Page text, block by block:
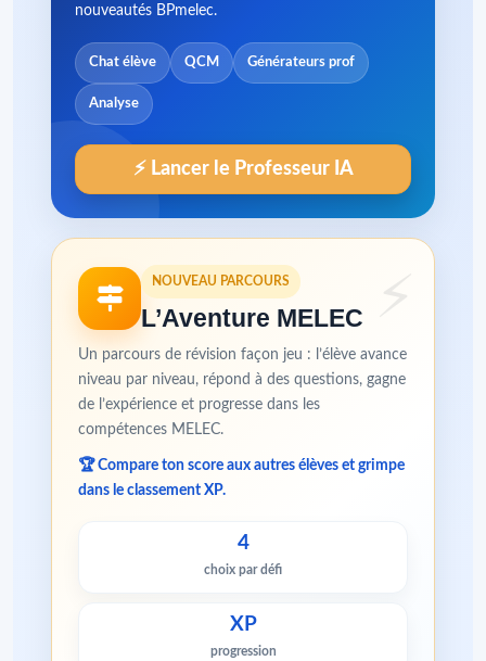
nouveautés BPmelec.
Chat élève QCM Générateurs prof
Analyse
⚡ Lancer le Professeur IA
NOUVEAU PARCOURS
L’Aventure MELEC
Un parcours de révision façon jeu : l’élève avance
niveau par niveau, répond à des questions, gagne
de l’expérience et progresse dans les
compétences MELEC.
🏆 Compare ton score aux autres élèves et grimpe
dans le classement XP.
4
choix par défi
XP
progression